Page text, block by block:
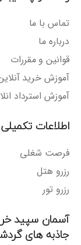
تماس با ما
درباره ما
قوانین و مقررات
آموزش خرید
آموزش استرداد
اطلاعات تکمیلی
فرصت شغلی
رزرو هتل
رزرو تور
آسمان سپید
جاذبه های